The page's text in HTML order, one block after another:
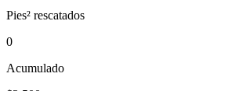
Pies² rescatados
0
Acumulado